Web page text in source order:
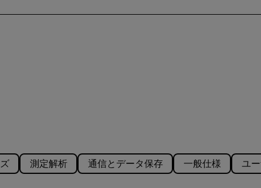
測定解析 通信とデータ保存 一般仕様 ユ